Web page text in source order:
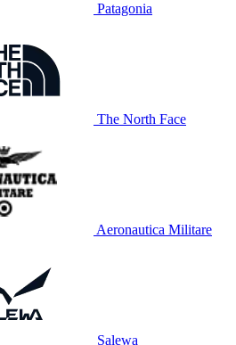
Patagonia
The North Face
Aeronautica Militare
Salewa